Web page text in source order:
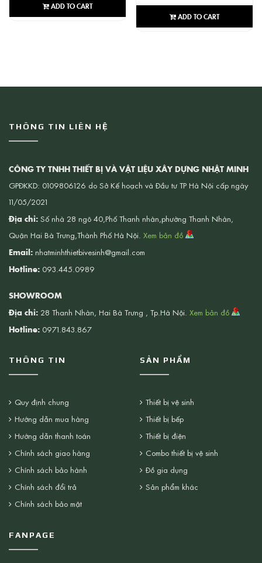
ADD TO CART
ADD TO CART
THÔNG TIN LIÊN HỆ
CÔNG TY TNHH THIẾT BỊ VÀ VẬT LIỆU XÂY DỰNG NHẬT MINH
GPĐKKD: 0109806126 do Sở Kế hoạch và Đầu tư TP Hà Nội cấp ngày
11/05/2021
Địa chỉ: Số nhà 28 ngõ 40,Phố Thanh nhàn,phường Thanh Nhàn,
Quận Hai Bà Trưng,Thành Phố Hà Nội. Xem bản đồ
Email: nhatminhthietbivesinh@gmail.com
Hotline: 093.445.0989
SHOWROOM
Địa chỉ: 28 Thanh Nhàn, Hai Bà Trưng , Tp.Hà Nội. Xem bản đồ
Hotline: 0971.843.867
THÔNG TIN
Quy định chung
Hướng dẫn mua hàng
Hướng dẫn thanh toán
Chính sách giao hàng
Chính sách bảo hành
Chính sách đổi trả
Chính sách bảo mật
SẢN PHẨM
Thiết bị vệ sinh
Thiết bị bếp
Thiết bị điện
Combo thiết bị vệ sinh
Đồ gia dụng
Sản phẩm khác
FANPAGE